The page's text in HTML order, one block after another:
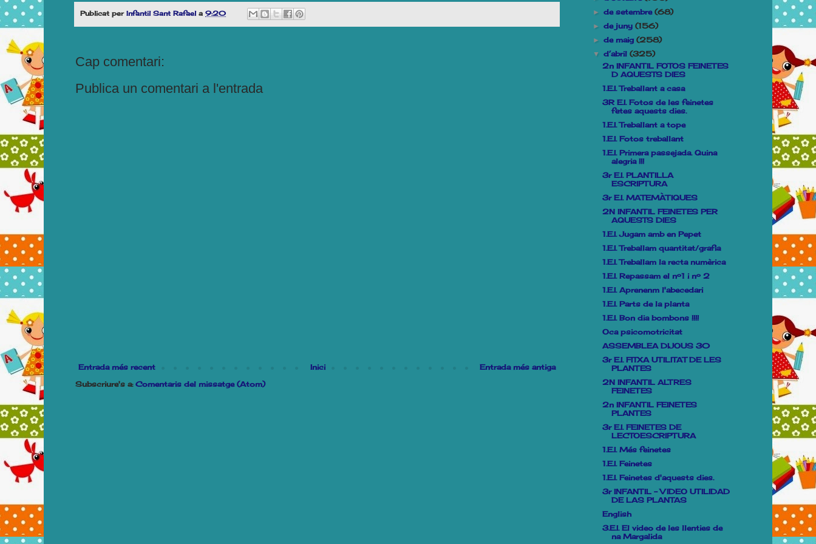
Publicat per Infantil Sant Rafael a 9:20
Cap comentari:
Publica un comentari a l'entrada
Entrada més recent Entrada més antiga
Inici
Subscriure's a: Comentaris del missatge (Atom)
►de setembre(68)
►de juny(156)
►de maig(258)
▼d’abril(325)
2n INFANTIL FOTOS FEINETES
D AQUESTS DIES
1.E.I. Treballant a casa
3R E.I. Fotos de les feinetes
fetes aquests dies.
1.E.I. Treballant a tope
1.E.I. Fotos treballant
1.E.I. Primera passejada. Quina
alegria !!!
3r E.I. PLANTILLA
ESCRIPTURA
3r E.I. MATEMÀTIQUES
2N INFANTIL FEINETES PER
AQUESTS DIES
1.E.I. Jugam amb en Pepet
1.E.I. Treballam quantitat/grafia
1.E.I. Treballam la recta numèrica
1.E.I. Repassam el nº1 i nº 2
1.E.I. Aprenenm l'abecedari
1.E.I. Parts de la planta
1.E.I. Bon dia bombons !!!!
Oca psicomotricitat
ASSEMBLEA DIJOUS 30
3r E.I. FITXA UTILITAT DE LES
PLANTES
2N INFANTIL ALTRES
FEINETES
2n INFANTIL FEINETES
PLANTES
3r E.I. FEINETES DE
LECTOESCRIPTURA
1.E.I. Més feinetes
1.E.I. Feinetes
1.E.I. Feinetes d'aquests dies.
3r INFANTIL - VIDEO UTILIDAD
DE LAS PLANTAS
English
3.E.I. El video de les llenties de
na Margalida